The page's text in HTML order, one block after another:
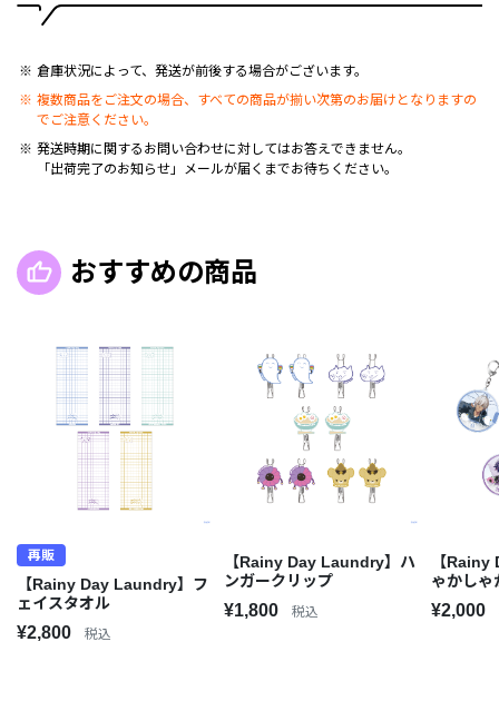
倉庫状況によって、発送が前後する場合がございます。
複数商品をご注文の場合、すべての商品が揃い次第のお届けとなりますの
でご注意ください。
発送時期に関するお問い合わせに対してはお答えできません。
「出荷完了のお知らせ」メールが届くまでお待ちください。
おすすめの商品
再販
【Rainy Day Laundry】フ
ェイスタオル
¥2,800 税込
【Rainy Day Laundry】ハ
ンガークリップ
¥1,800 税込
【
ゃかしゃ
¥2,000